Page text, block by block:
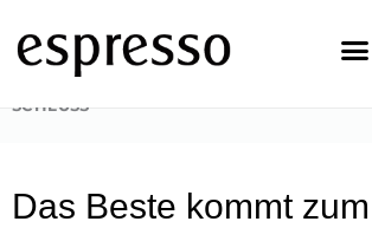
Inhalt
springen
STARTSEITE
SCHLUSS
Das Beste kommt